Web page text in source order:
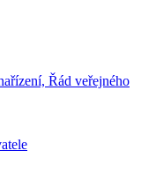
Řád veřejného